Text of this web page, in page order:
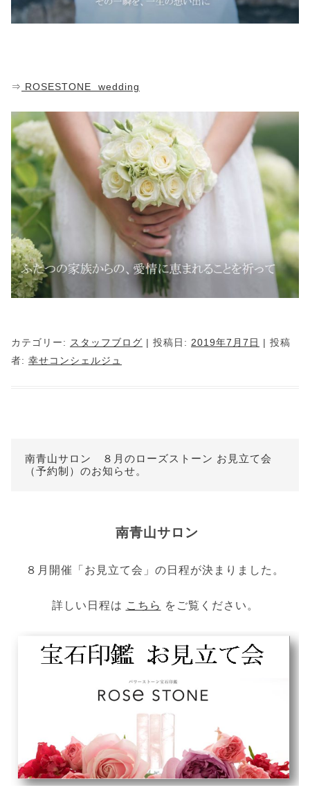
⇒ ROSESTONE wedding
カテゴリー: スタッフブログ | 投稿日: 2019年7月7日 | 投稿
者: 幸せコンシェルジュ
南青山サロン ８月のローズストーン お見立て会
（予約制）のお知らせ。
南青山サロン
８月開催「お見立て会」の日程が決まりました。
詳しい日程は こちら をご覧ください。